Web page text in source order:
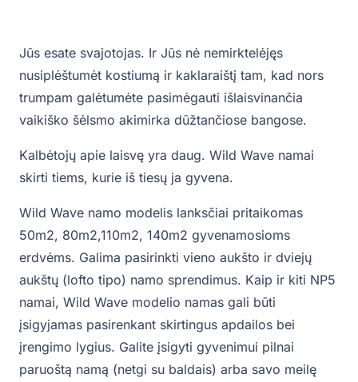
Jūs esate svajotojas. Ir Jūs nė nemirktelėjęs
nusiplėštumėt kostiumą ir kaklaraištį tam, kad nors
trumpam galėtumėte pasimėgauti išlaisvinančia
vaikiško šėlsmo akimirka dūžtančiose bangose.
Kalbėtojų apie laisvę yra daug. Wild Wave namai
skirti tiems, kurie iš tiesų ja gyvena.
Wild Wave namo modelis lanksčiai pritaikomas
50m2, 80m2,110m2, 140m2 gyvenamosioms
erdvėms. Galima pasirinkti vieno aukšto ir dviejų
aukštų (lofto tipo) namo sprendimus. Kaip ir kiti NP5
namai, Wild Wave modelio namas gali būti
įsigyjamas pasirenkant skirtingus apdailos bei
įrengimo lygius. Galite įsigyti gyvenimui pilnai
paruoštą namą (netgi su baldais) arba savo meilę